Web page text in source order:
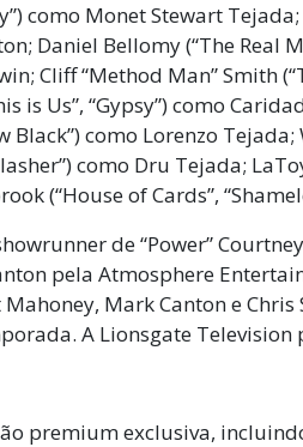
como Monet Stewart Tejada;
Daniel Bellomy (“The Real
Cliff “Method Man” Smith
is Us”, “Gypsy”) como
Black”) como Lorenzo Tejada;
como Dru Tejada;
(“House of Cards”,
de “Power”
pela Atmosphere
Mahoney, Mark Canton e
A Lionsgate Television
premium exclusiva,